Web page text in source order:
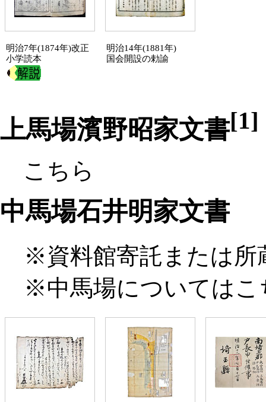
明治7年(1874年)改正
小学読本
明治14年(1881年)
国会開設の勅諭
上馬場濱野昭家文書[1]
こちら
中馬場石井明家文書
※資料館寄託または所
※中馬場についてはこ